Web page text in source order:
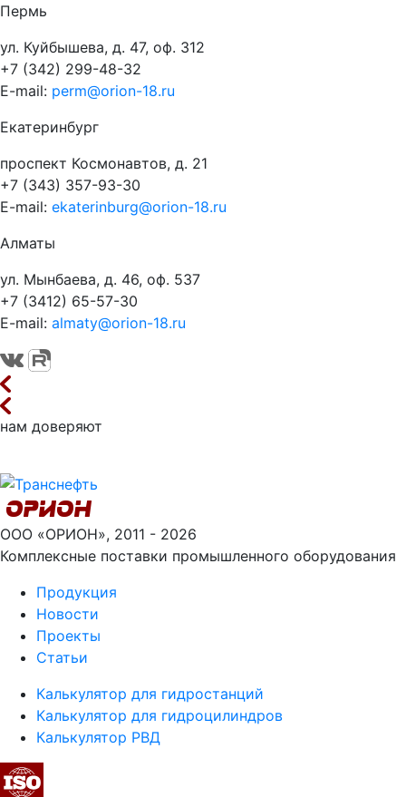
Пермь
ул. Куйбышева, д. 47, оф. 312
+7 (342) 299-48-32
E-mail: perm@orion-18.ru
Екатеринбург
проспект Космонавтов, д. 21
+7 (343) 357-93-30
E-mail: ekaterinburg@orion-18.ru
Алматы
ул. Мынбаева, д. 46, оф. 537
+7 (3412) 65-57-30
E-mail: almaty@orion-18.ru
нам доверяют
ООО «ОРИОН», 2011 - 2026
Комплексные поставки промышленного оборудования
Продукция
Новости
Проекты
Статьи
Калькулятор для гидростанций
Калькулятор для гидроцилиндров
Калькулятор РВД